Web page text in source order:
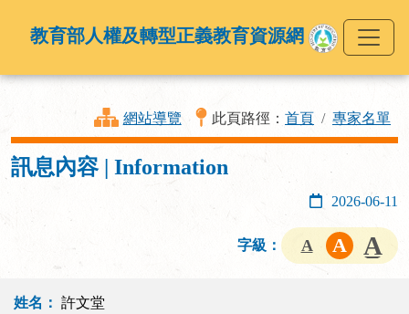
教育部人權及轉型正義教育資源網
網站導覽 此頁路徑： 首頁 專家名單
訊息內容 | Information
2026-06-11
字級：
姓名： 許文堂